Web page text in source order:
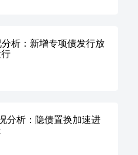
析：新增专项债发行放
分析：隐债置换加速进